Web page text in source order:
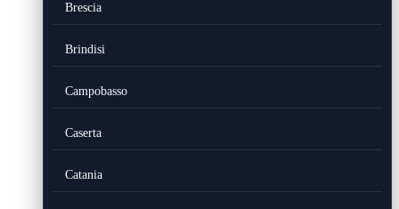
Brescia
Brindisi
Campobasso
Caserta
Catania